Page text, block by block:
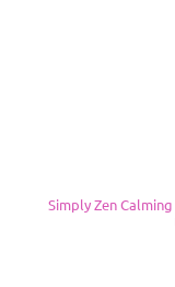
Simply Zen